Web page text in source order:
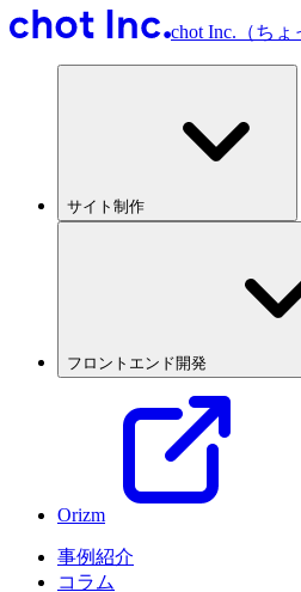
chot Inc.（ちょ
サイト制作
フロントエンド開発
Orizm
事例紹介
コラム